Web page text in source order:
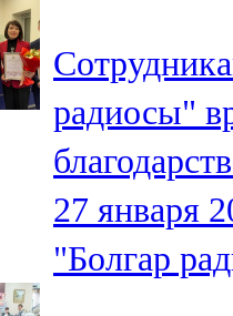
Теләче
106,1 FM
Түбән Кама
102,6 FM
Чирмешән
радиосы"
27 января
"Болгар